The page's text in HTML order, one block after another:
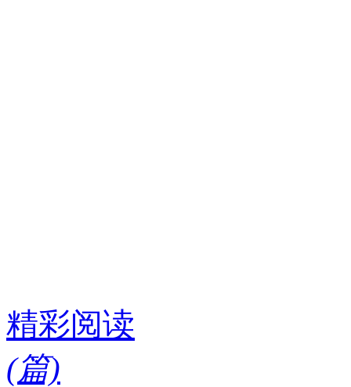
精彩阅读
(篇)